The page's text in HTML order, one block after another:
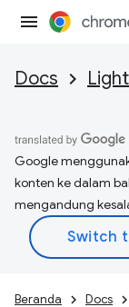
Docs
Google
konten ke dalam
mengandung
Beranda Docs